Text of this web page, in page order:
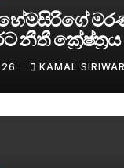
නීතී
?
KAMAL